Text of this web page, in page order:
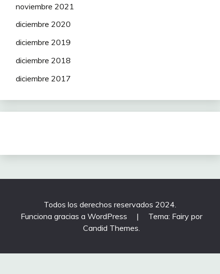
noviembre 2021
diciembre 2020
diciembre 2019
diciembre 2018
diciembre 2017
Todos los derechos reservados 2024.
Funciona gracias a WordPress
|
Tema: Fairy por
Candid Themes